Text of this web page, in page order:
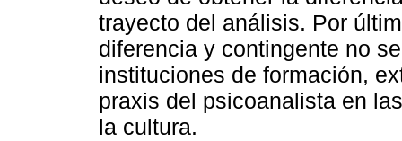
trayecto del análisis. Por
diferencia y contingente no
instituciones de formación,
praxis del psicoanalista en
la cultura.